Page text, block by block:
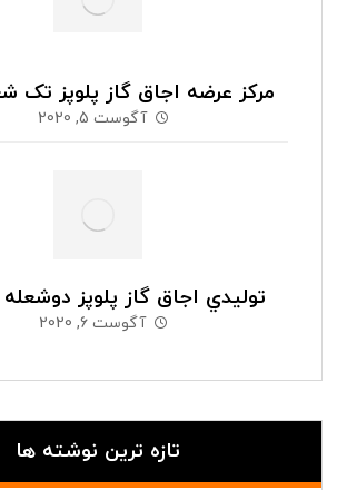
مرکز عرضه اجاق گاز پلوپز تک
آگوست 5, 2020
توليدي اجاق گاز پلوپز
آگوست 6, 2020
تازه ترین نوشته ها